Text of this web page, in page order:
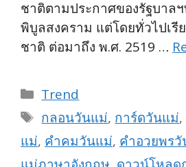
ชาติตามประกาศของรัฐบาล
พิบูลสงคราม แต่โดยทั่วไปเรี
ชาติ ต่อมาถึง พ.ศ. 2519 …
Categories
Trend
Tags
กลอนวันแม่, การ์ดวันแม่,
แม่, คำคมวันแม่, คำอวยพร